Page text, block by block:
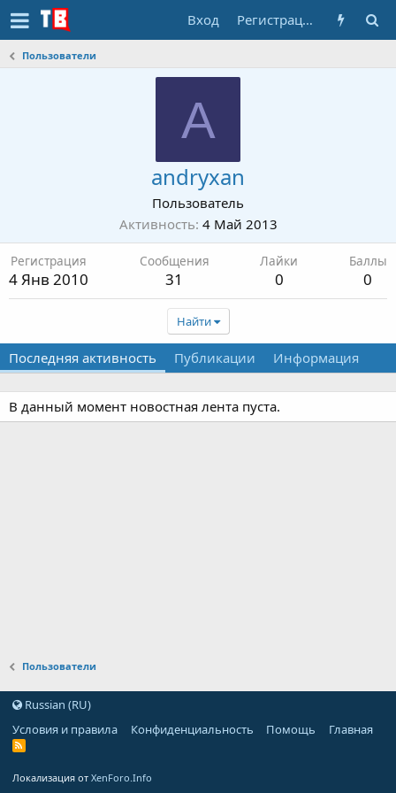
Вход Регистрация
Пользователи
A
andryxan
Пользователь
Активность 4 Май 2013
Регистрация
4 Янв 2010
Сообщения
31
Лайки
0
Баллы
0
Найти
Последняя активность Публикации Информация
В данный момент новостная лента пуста.
Пользователи
Russian (RU)
Условия и правила
Конфиденциальность Помощь Главная
Локализация от XenForo.Info